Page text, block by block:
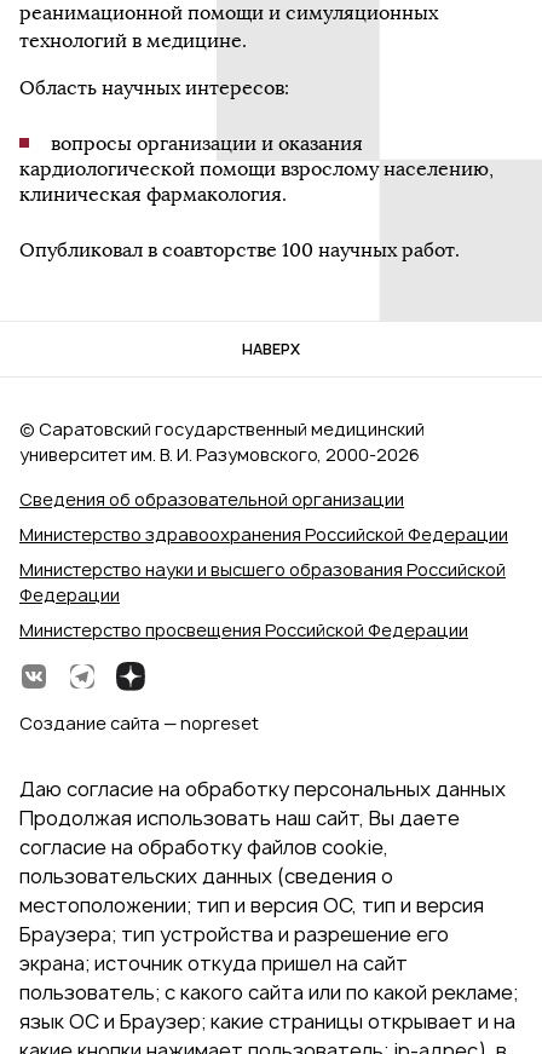
реанимационной помощи и симуляционных
технологий в медицине.
Область научных интересов:
вопросы организации и оказания
кардиологической помощи взрослому населению,
клиническая фармакология.
Опубликовал в соавторстве 100 научных работ.
НАВЕРХ
Сведения об образовательной организации
Министерство здравоохранения Российской Федерации
Министерство науки и высшего образования Российской
Федерации
Министерство просвещения Российской Федерации
© Саратовский государственный медицинский
университет им. В. И. Разумовского, 2000‑2026
Создание сайта — nopreset
Даю согласие на обработку персональных данных
Продолжая использовать наш сайт, Вы даете
согласие на обработку файлов cookie,
пользовательских данных (сведения о
местоположении; тип и версия ОС, тип и версия
Браузера; тип устройства и разрешение его
экрана; источник откуда пришел на сайт
пользователь; с какого сайта или по какой рекламе;
язык ОС и Браузер; какие страницы открывает и на